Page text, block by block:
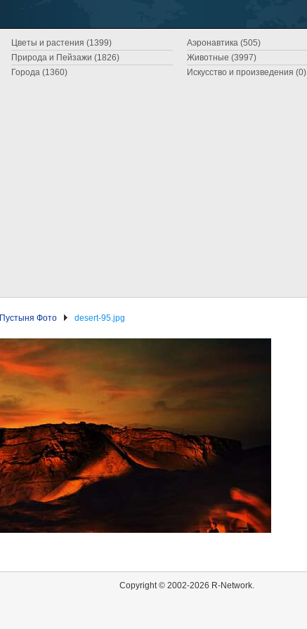
Аэронавтика (505)
Цветы и растения (1399)
Животные (3997)
Природа и Пейзажи (1826)
Искусство и произведения (0)
Города (1360)
Пустыня Фото desert-95.jpg
Copyright © 2002-2026 R-Network.